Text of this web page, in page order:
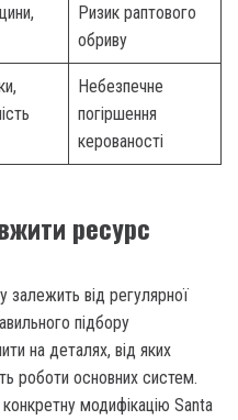
Ризик раптового
обриву
Небезпечне
погіршення
керованості
ресурс
залежить від регулярної
підбору
на деталях, від яких
роботи основних систем.
конкретну модифікацію Santa